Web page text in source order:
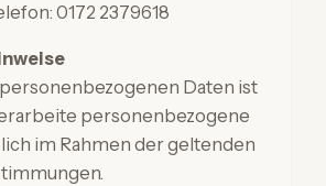
0172 2379618
Daten ist
personenbezogene
im Rahmen der geltenden